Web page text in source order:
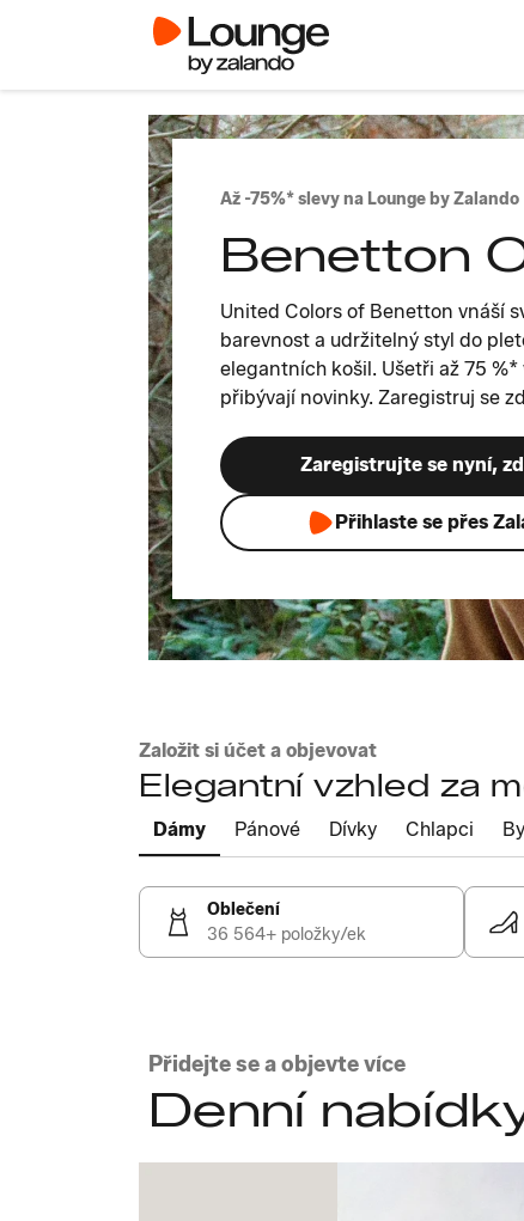
Až -75%* slevy na Lounge by Zalando
Benetton
United Colors of Benetton vnáší
barevnost a udržitelný styl do
elegantních košil. Ušetři až 75
přibývají novinky. Zaregistruj se
Zaregistrujte se nyní,
Přihlaste se přes
Založit si účet a objevovat
Elegantní vzhled za
Dámy Pánové Dívky Chlapci
Oblečení
36 564+ položky/ek
Přidejte se a objevte více
Denní